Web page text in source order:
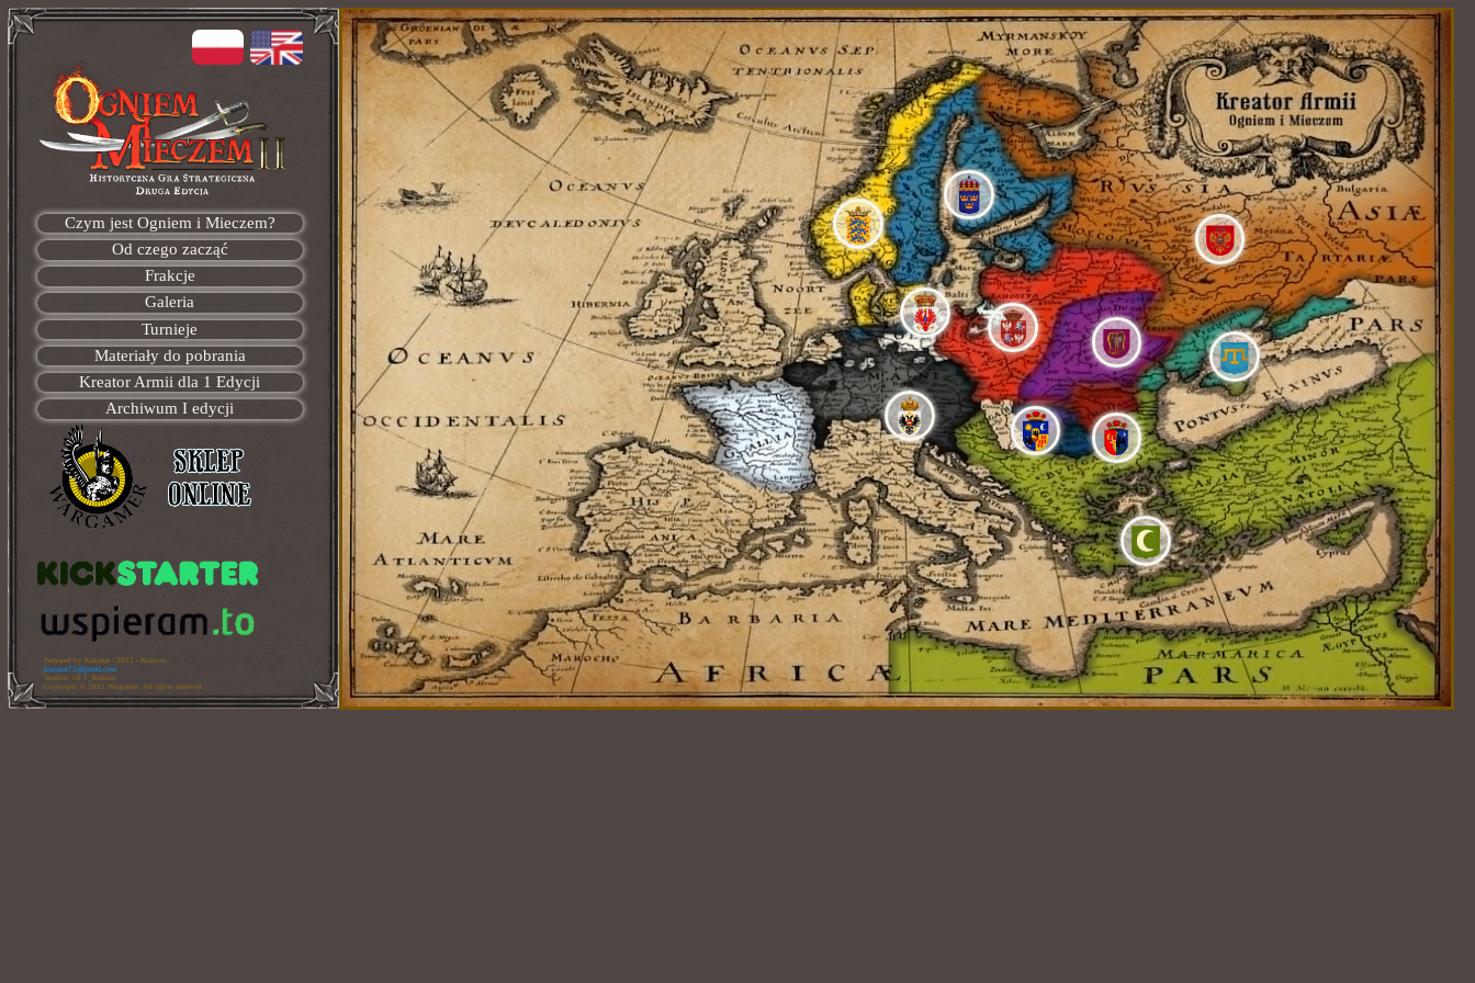
Czym jest Ogniem i Mieczem?
Od czego zacząć
Frakcje
Galeria
Turnieje
Materiały do pobrania
Kreator Armii dla 1 Edycji
Archiwum I edycji
Prepared by Kazjatar - 2022 - Krakow
kazjatar73@gmail.com
Copyright © 2022 Wargamer. All rights reserved.
Version: v0.1_Release